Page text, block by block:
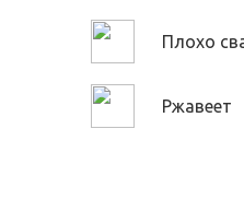
Плохо
Ржавеет